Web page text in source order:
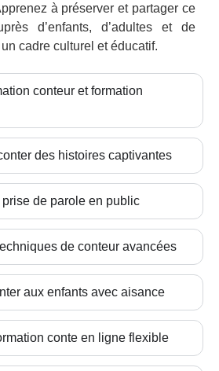
à préserver et partager ce
d’enfants, d’adultes et de
cadre culturel et éducatif.
conteur et formation
des histoires captivantes
de parole en public
de conteur avancées
aux enfants avec aisance
conte en ligne flexible